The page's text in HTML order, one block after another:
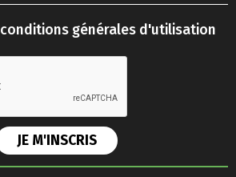
conditions générales d'utilisation